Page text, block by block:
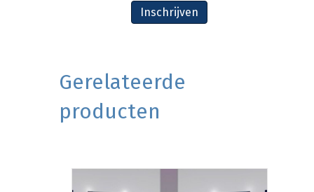
Inschrijven
Gerelateerde
producten